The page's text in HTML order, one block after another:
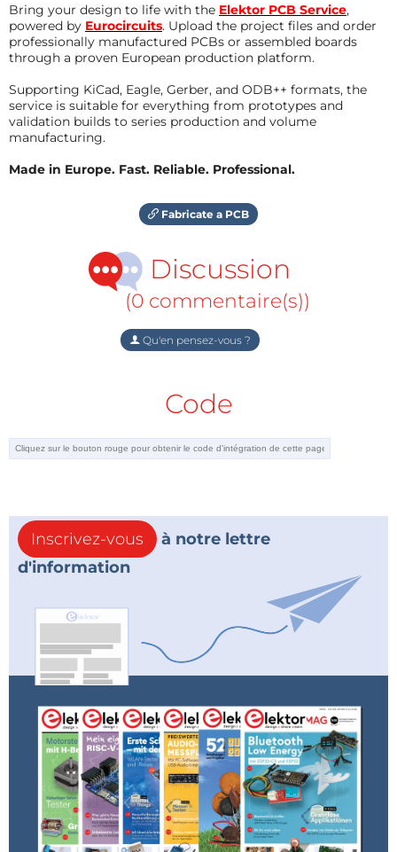
Bring your design to life with the Elektor PCB Service,
powered by Eurocircuits. Upload the project files and order
professionally manufactured PCBs or assembled boards
through a proven European production platform.
Supporting KiCad, Eagle, Gerber, and ODB++ formats, the
service is suitable for everything from prototypes and
validation builds to series production and volume
manufacturing.
Made in Europe. Fast. Reliable. Professional.
Fabricate a PCB
Discussion
(0 commentaire(s))
Qu'en pensez-vous ?
Code
Inscrivez-vous
à notre lettre
d'information